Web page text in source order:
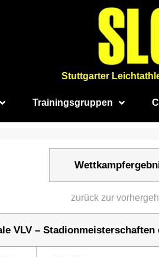
Stuttgarter
Trainingsgruppen
zurück zur
VLV –